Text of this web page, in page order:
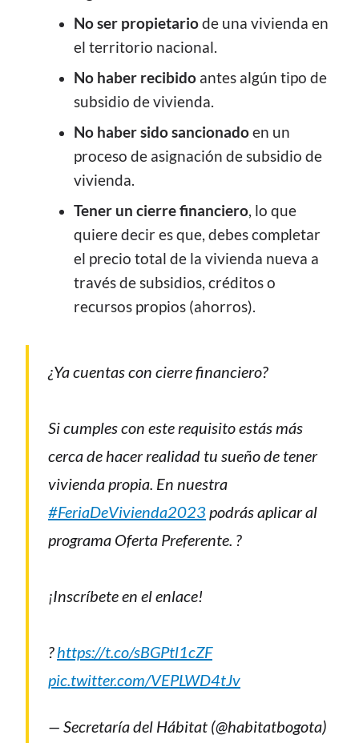
No ser propietariode una vivienda en
el territorio nacional.
No haber recibido antes algún tipo de
subsidio de vivienda.
No haber sido sancionadoen un
proceso de asignación de subsidio de
vivienda.
Tener un cierre financiero, lo que
quiere decir es que, debes completar
el precio total de la vivienda nueva a
través de subsidios, créditos o
recursos propios (ahorros).
¿Ya cuentas con cierre financiero?
Si cumples con este requisito estás más
cerca de hacer realidad tu sueño de tener
vivienda propia. En nuestra
#FeriaDeVivienda2023 podrás aplicar al
programa Oferta Preferente. ?
¡Inscríbete en el enlace!
?https://t.co/sBGPtl1cZF
pic.twitter.com/VEPLWD4tJv
— Secretaría del Hábitat (@habitatbogota)